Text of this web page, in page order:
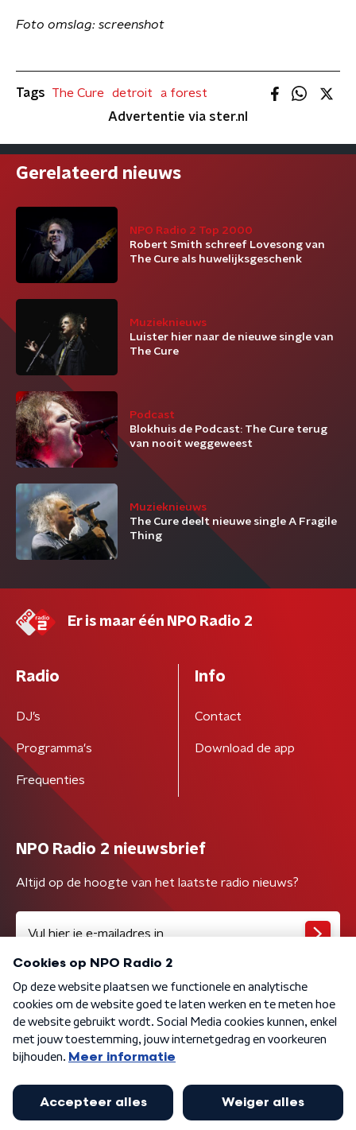
Foto omslag: screenshot
Tags The Cure detroit
a forest
Advertentie via ster.nl
Gerelateerd nieuws
NPO Radio 2 Top 2000
Robert Smith schreef Lovesong van
The Cure als huwelijksgeschenk
Muzieknieuws
Luister hier naar de nieuwe single van
The Cure
Podcast
Blokhuis de Podcast: The Cure terug
van nooit weggeweest
Muzieknieuws
The Cure deelt nieuwe single A Fragile
Thing
Er is maar één NPO Radio 2
Radio
DJ’s
Programma's
Frequenties
Info
Contact
Download de app
NPO Radio 2 nieuwsbrief
Altijd op de hoogte van het laatste radio nieuws?
Algemene voorwaarden